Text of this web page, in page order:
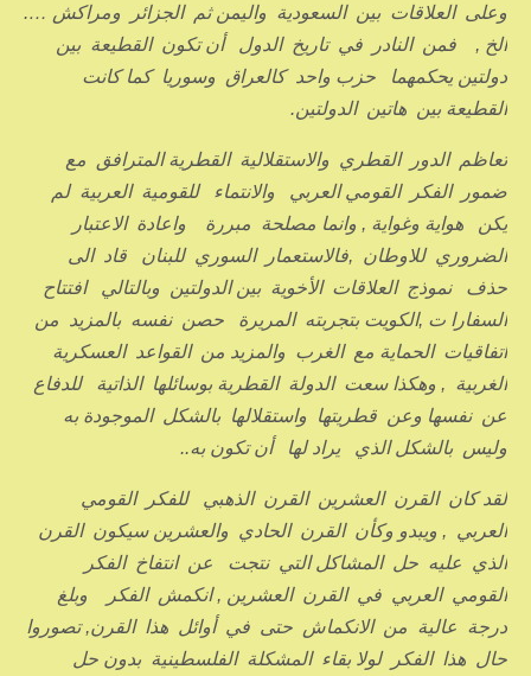
وعلى العلاقات بين السعودية واليمن ثم الجزائر ومراكش ….
الخ , فمن النادر في تاريخ الدول أن تكون القطيعة بين
دولتين يحكمهما حزب واحد كالعراق وسوريا كما كانت
القطيعة بين هاتين الدولتين.
تعاظم الدور القطري والاستقلالية القطرية المترافق مع
ضمور الفكر القومي العربي والانتماء للقومية العربية لم
يكن هواية وغواية , وانما مصلحة مبررة واعادة الاعتبار
الضروري للاوطان ,فالاستعمار السوري للبنان قاد الى
حذف نموذج العلاقات الأخوية بين الدولتين وبالتالي افتتاح
السفارا ت ,الكويت بتجربته المريرة حصن نفسه بالمزيد من
اتفاقيات الحماية مع الغرب والمزيد من القواعد العسكرية
الغربية , وهكذا سعت الدولة القطرية بوسائلها الذاتية للدفاع
عن نفسها وعن قطريتها واستقلالها بالشكل الموجودة به
وليس بالشكل الذي يراد لها أن تكون به..
لقد كان القرن العشرين القرن الذهبي للفكر القومي
العربي , ويبدو وكأن القرن الحادي والعشرين سيكون القرن
الذي عليه حل المشاكل التي نتجت عن انتفاخ الفكر
القومي العربي في القرن العشرين , انكمش الفكر وبلغ
درجة عالية من الانكماش حتى في أوائل هذا القرن, تصوروا
حال هذا الفكر لولا بقاء المشكلة الفلسطينية بدون حل